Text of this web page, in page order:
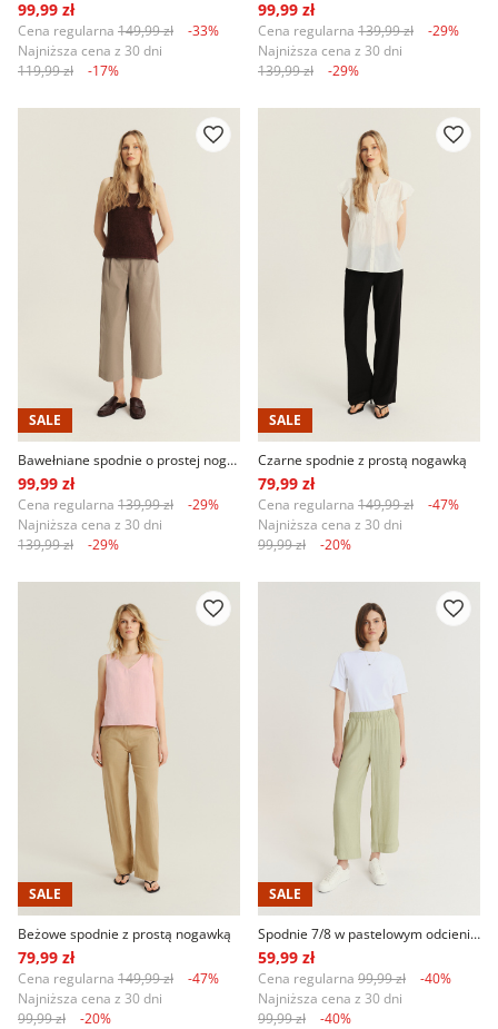
99,99 zł
Cena regularna 149,99 zł
-33%
Najniższa cena z 30 dni
119,99 zł
-17%
99,99 zł
Cena regularna 139,99 zł
-29%
Najniższa cena z 30 dni
139,99 zł
-29%
SALE
Bawełniane spodnie o prostej nogawce
99,99 zł
Cena regularna 139,99 zł
-29%
Najniższa cena z 30 dni
139,99 zł
-29%
SALE
Czarne spodnie z prostą nogawką
79,99 zł
Cena regularna 149,99 zł
-47%
Najniższa cena z 30 dni
99,99 zł
-20%
SALE
Beżowe spodnie z prostą nogawką
79,99 zł
Cena regularna 149,99 zł
-47%
Najniższa cena z 30 dni
99,99 zł
-20%
SALE
Spodnie 7/8 w pastelowym odcieniu zieleni
59,99 zł
Cena regularna 99,99 zł
-40%
Najniższa cena z 30 dni
99,99 zł
-40%